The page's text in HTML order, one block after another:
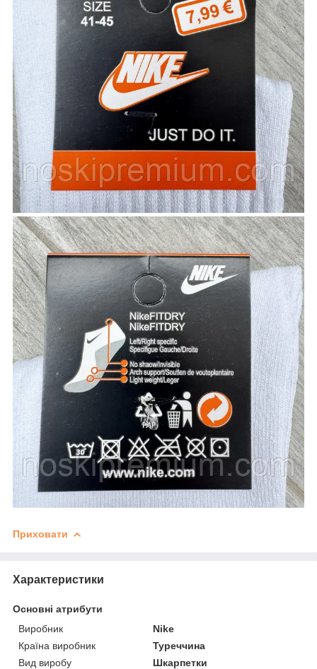
Приховати
Характеристики
Основні атрибути
Виробник
Nike
Країна виробник
Туреччина
Вид виробу
Шкарпетки